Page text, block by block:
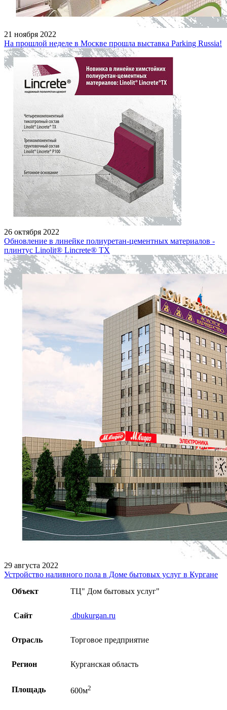
21 ноября 2022
На прошлой неделе в Москве прошла выставка Parking Russia!
26 октября 2022
Обновление в линейке полиуретан-цементных материалов -
плинтус Linolit® Lincrete® ТХ
29 августа 2022
Устройство наливного пола в Доме бытовых услуг в Кургане
Объект
ТЦ" Дом бытовых услуг"
Сайт dbukurgan.ru
Отрасль Торговое предприятие
Регион Курганская область
Площадь 600м2